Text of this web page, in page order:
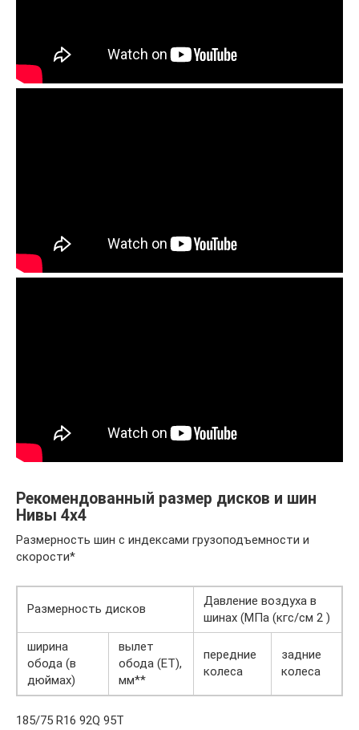
Рекомендованный размер дисков и шин
Нивы 4х4
Размерность шин с индексами грузоподъемности и
скорости*
Размерность дисков
Давление воздуха в
шинах (МПа (кгс/см 2 )
ширина
обода (в
дюймах)
вылет
обода (ET),
мм**
передние
колеса
задние
колеса
185/75 R16 92Q 95T